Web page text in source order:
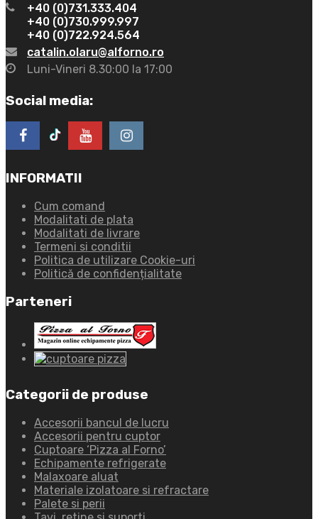
+40 (0)731.333.404
+40 (0)730.999.997
+40 (0)722.924.564
catalin.olaru@alforno.ro
Luni-Vineri 8.30:00 la 17:00
Social media:
INFORMATII
Cum comand
Modalitati de plata
Modalitati de livrare
Termeni si conditii
Politica de utilizare Cookie-uri
Politică de confidențialitate
Parteneri
Categorii de produse
Accesorii bancul de lucru
Accesorii pentru cuptor
Cuptoare ‘Pizza al Forno’
Echipamente refrigerate
Malaxoare aluat
Materiale izolatoare si refractare
Palete si perii